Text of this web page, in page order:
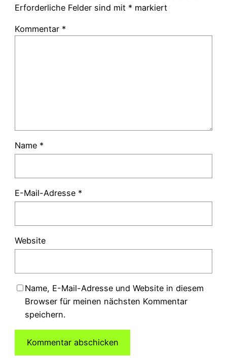
Erforderliche Felder sind mit * markiert
Kommentar *
Name *
E-Mail-Adresse *
Website
Name, E-Mail-Adresse und Website in diesem
Browser für meinen nächsten Kommentar
speichern.